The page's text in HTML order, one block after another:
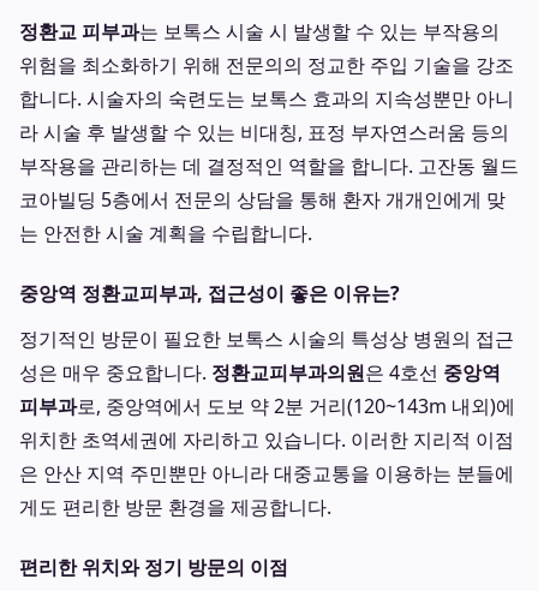
정환교 피부과는 보톡스 시술 시 발생할 수 있는 부작용의
위험을 최소화하기 위해 전문의의 정교한 주입 기술을 강조
합니다. 시술자의 숙련도는 보톡스 효과의 지속성뿐만 아니
라 시술 후 발생할 수 있는 비대칭, 표정 부자연스러움 등의
부작용을 관리하는 데 결정적인 역할을 합니다. 고잔동 월드
코아빌딩 5층에서 전문의 상담을 통해 환자 개개인에게 맞
는 안전한 시술 계획을 수립합니다.
중앙역 정환교피부과, 접근성이 좋은 이유는?
정기적인 방문이 필요한 보톡스 시술의 특성상 병원의 접근
성은 매우 중요합니다. 정환교피부과의원은 4호선 중앙역
피부과로, 중앙역에서 도보 약 2분 거리(120~143m 내외)에
위치한 초역세권에 자리하고 있습니다. 이러한 지리적 이점
은 안산 지역 주민뿐만 아니라 대중교통을 이용하는 분들에
게도 편리한 방문 환경을 제공합니다.
편리한 위치와 정기 방문의 이점